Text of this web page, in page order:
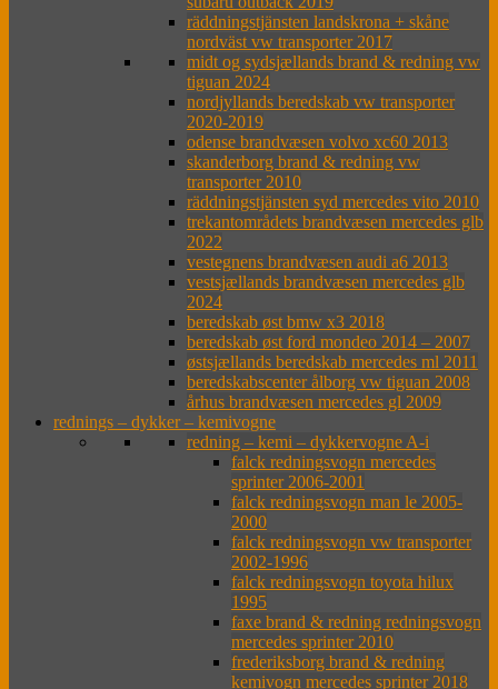
räddningstjänsten landskrona + skåne
nordväst vw transporter 2017
midt og sydsjællands brand & redning vw
tiguan 2024
nordjyllands beredskab vw transporter
2020-2019
odense brandvæsen volvo xc60 2013
skanderborg brand & redning vw
transporter 2010
räddningstjänsten syd mercedes vito 2010
trekantområdets brandvæsen mercedes glb
2022
vestegnens brandvæsen audi a6 2013
vestsjællands brandvæsen mercedes glb
2024
beredskab øst bmw x3 2018
beredskab øst ford mondeo 2014 – 2007
østsjællands beredskab mercedes ml 2011
beredskabscenter ålborg vw tiguan 2008
århus brandvæsen mercedes gl 2009
rednings – dykker – kemivogne
redning – kemi – dykkervogne A-i
falck redningsvogn mercedes
sprinter 2006-2001
falck redningsvogn man le 2005-
2000
falck redningsvogn vw transporter
2002-1996
falck redningsvogn toyota hilux
1995
faxe brand & redning redningsvogn
mercedes sprinter 2010
frederiksborg brand & redning
kemivogn mercedes sprinter 2018